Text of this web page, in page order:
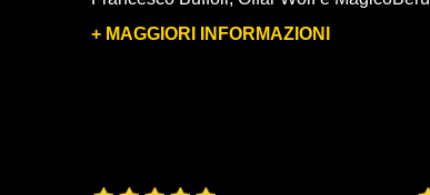
+ MAGGIORI INFORMAZIONI